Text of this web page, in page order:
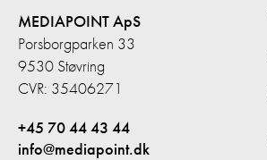
MEDIAPOINT ApS
Porsborgparken 33
9530 Støvring
CVR: 35406271
+45 70 44 43 44
info@mediapoint.dk